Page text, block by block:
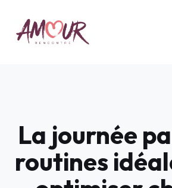
contenu
La journée
routines